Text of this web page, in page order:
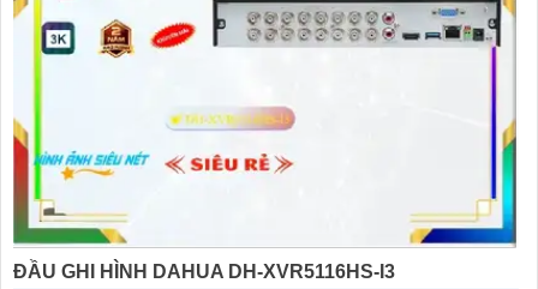
ĐẦU GHI HÌNH DAHUA DH-XVR5116HS-I3